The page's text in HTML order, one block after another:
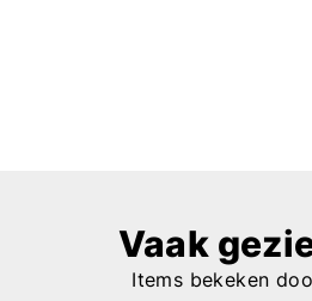
Vaak
Items bekeken